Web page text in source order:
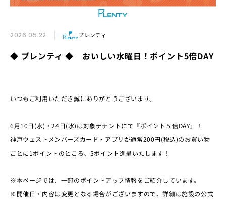
2026.05.22 プレンティ
◆ プレンティ ◆ おいしい水曜日！ポイント5倍DAY
いつもご利用いただき誠にありがとうございます。
6月10日(水)・24日(水)は対象テナントにて『ポイント５倍DAY』！
神戸ウェストメンバーズカード・アプリが通常200円(税込)のお買い物
ごとに1ポイントのところ、5ポイント進呈いたします！
※本ページでは、一部のポイントアップ情報をご紹介しています。
※開催日・内容は変更となる場合がございますので、詳細は施設の公式